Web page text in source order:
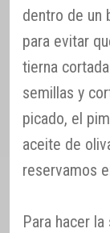
dentro de un
para evitar
tierna
semillas y
picado, el
aceite de
reservamos
Para hacer